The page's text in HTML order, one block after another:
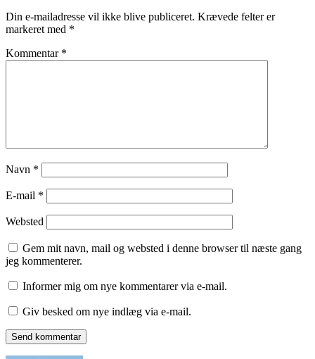
Din e-mailadresse vil ikke blive publiceret. Krævede felter er
markeret med *
Kommentar *
Navn *
E-mail *
Websted
Gem mit navn, mail og websted i denne browser til næste gang
jeg kommenterer.
Informer mig om nye kommentarer via e-mail.
Giv besked om nye indlæg via e-mail.